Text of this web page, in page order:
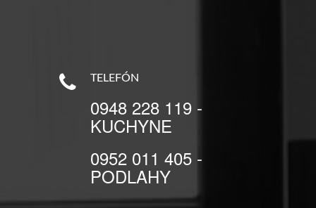
TELEFÓN
0948 228 119 -
KUCHYNE
0952 011 405 -
PODLAHY